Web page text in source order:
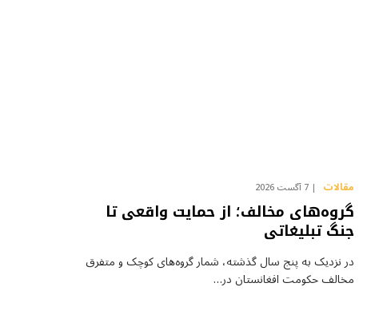
مقالات 7 آگست 2026
گروه‌های مخالف؛ از حمایت واقعی تا
جنگ تبلیغاتی
در نزدیک به پنج سال گذشته، شمار گروه‌های کوچک و متفرق
مخالف حکومت افغانستان در…